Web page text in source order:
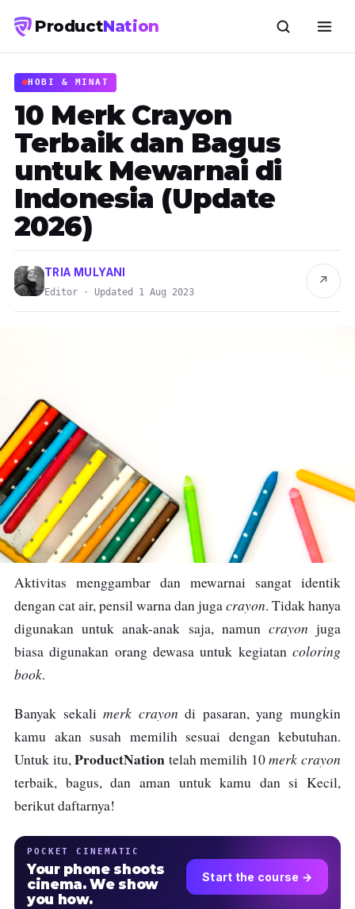
ProductNation
HOBI & MINAT
10 Merk Crayon
Terbaik dan Bagus
untuk Mewarnai di
Indonesia (Update
2026)
TRIA MULYANI
Editor · Updated 1 Aug 2023
↗
Aktivitas menggambar dan mewarnai sangat identik
dengan cat air, pensil warna dan jugacrayon. Tidak hanya
digunakan untuk anak-anak saja, namun crayon juga
biasa digunakan orang dewasa untuk kegiatan coloring
book.
Banyak sekalimerk crayon di pasaran, yang mungkin
kamu akan susah memilih sesuai dengan kebutuhan.
Untuk itu,ProductNation telah memilih 10merk crayon
terbaik, bagus, dan aman untuk kamu dan si Kecil,
berikut daftarnya!
POCKET CINEMATIC
Your phone shoots
cinema. We show
you how.
Start the course →